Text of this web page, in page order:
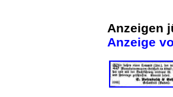
Anzeigen
Anzeige